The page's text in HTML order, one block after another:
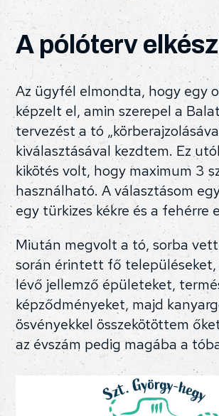
A pólóterv
Az ügyfél elmondta, hogy egy
képzelt el, amin szerepel a
tervezést a tó
kiválasztásával kezdtem. Ez
kikötés volt, hogy maximum 3
használható. A választásom
egy türkizes kékre és a fehérre
Miután megvolt a tó, sorba
során érintett fő
lévő jellemző épületeket,
képződményeket, majd
ösvényekkel összekötöttem
az évszám pedig magába a